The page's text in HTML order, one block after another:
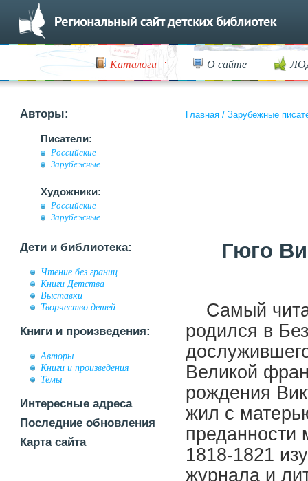
Каталоги О сайте
Авторы:
Писатели:
Российские
Зарубежные
Художники:
Российские
Зарубежные
Дети и библиотека:
Чтение без границ
Книги Детства
Выставки
Творчество детей
Книги и произведения:
Авторы
Книги и произведения
Темы
Интересные адреса
Последние обновления
Карта сайта
Главная / Зарубежные
Гюго
Самый
родился в
Великой
рождения
жил с
преданности
1818-1821
журнала и